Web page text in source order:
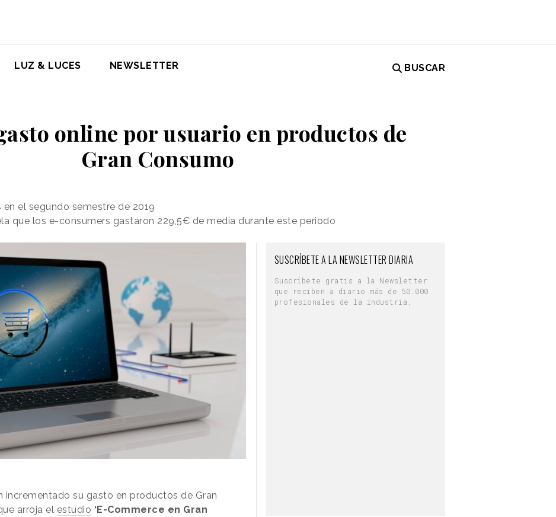
LUZ & LUCES NEWSLETTER BUSCAR
online por usuario en productos de
Gran Consumo
en el segundo semestre de 2019
que los e-consumers gastaron 229,5€ de media durante este periodo
incrementado su gasto en productos de Gran
arroja el estudio ‘E-Commerce en Gran
SUSCRÍBETE A LA NEWSLETTER DIARIA
Suscríbete gratis a la Newsletter
que reciben a diario más de 50.000
profesionales de la industria.